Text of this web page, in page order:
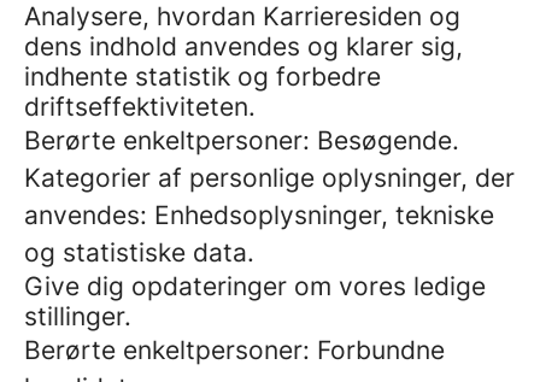
Analysere, hvordan Karrieresiden og
dens indhold anvendes og klarer sig,
indhente statistik og forbedre
driftseffektiviteten.
Berørte enkeltpersoner: Besøgende.
Kategorier af personlige oplysninger, der
anvendes: Enhedsoplysninger, tekniske
og statistiske data.
Give dig opdateringer om vores ledige
stillinger.
Berørte enkeltpersoner: Forbundne